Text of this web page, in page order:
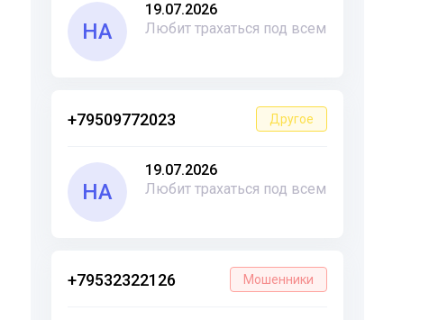
НА
19.07.2026
Любит трахаться под всем
+79509772023 Другое
НА
19.07.2026
Любит трахаться под всем
+79532322126 Мошенники